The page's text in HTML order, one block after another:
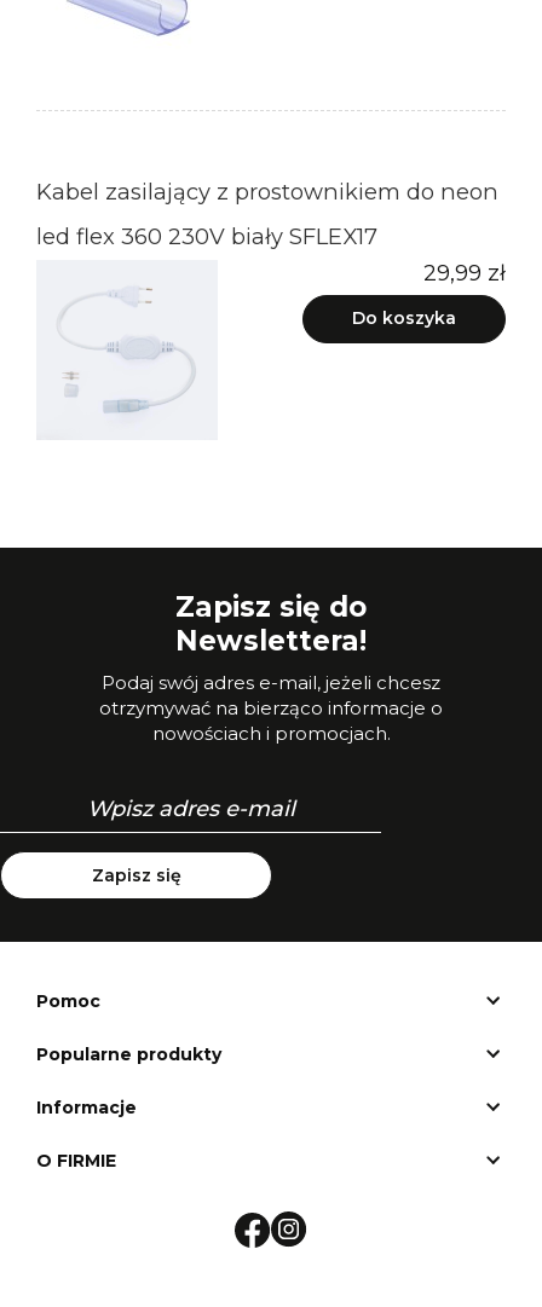
Kabel zasilający z prostownikiem do neon
led flex 360 230V biały SFLEX17
29,99 zł
Do koszyka
Zapisz się do
Newslettera!
Podaj swój adres e-mail, jeżeli chcesz
otrzymywać na bierząco informacje o
nowościach i promocjach.
Zapisz się
Pomoc
Popularne produkty
Informacje
O FIRMIE